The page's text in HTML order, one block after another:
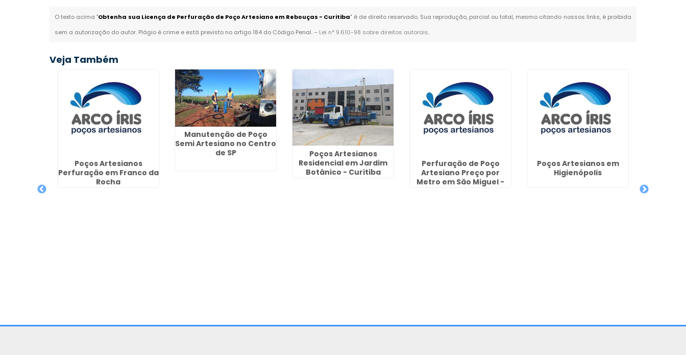
O texto acima "Obtenha sua Licença de Perfuração de Poço Artesiano em Rebouças - Curitiba" é de direito reservado. Sua reprodução, parcial ou total, mesmo citando nossos links, é proibida
sem a autorização do autor. Plágio é crime e está previsto no artigo 184 do Código Penal. – Lei n° 9.610-98 sobre direitos autorais.
Veja Também
Poços Artesianos
Perfuração em Franco da
Rocha
Manutenção de Poço
Semi Artesiano no Centro
de SP
Poços Artesianos
Residencial em Jardim
Botânico - Curitiba
Perfuração de Poço
Artesiano Preço por
Metro em São Miguel -
Poços Artesianos em
Higienópolis